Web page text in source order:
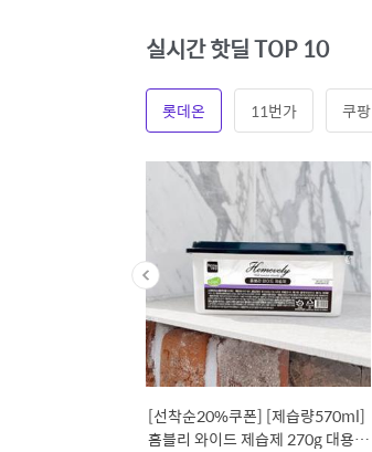
실시간 핫딜 TOP 10
롯데온 11번가 쿠팡
[선착순20%쿠폰] [제습량570ml]
홈블리 와이드 제습제 270g 대용량